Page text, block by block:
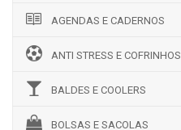
AGENDAS E CADERNOS
ANTI STRESS E COFRINHOS
BALDES E COOLERS
BOLSAS E SACOLAS